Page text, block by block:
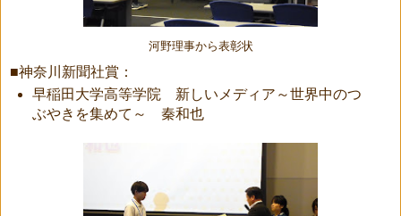
河野理事から表彰状
■神奈川新聞社賞：
早稲田大学高等学院 新しいメディア～世界中のつ
ぶやきを集めて～ 秦和也